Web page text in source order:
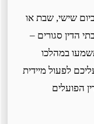
שישי, שבת או
הדין סגורים –
במהלכו
לפעול מיידית
הפועלים